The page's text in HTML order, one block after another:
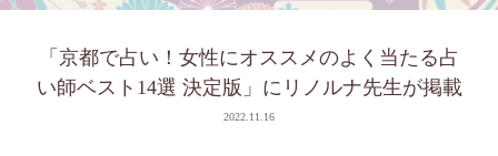
「京都で占い！女性にオススメのよく当たる占
い師ベスト14選 決定版」にリノルナ先生が掲載
2022.11.16